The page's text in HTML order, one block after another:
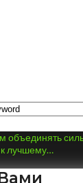
лучшему…